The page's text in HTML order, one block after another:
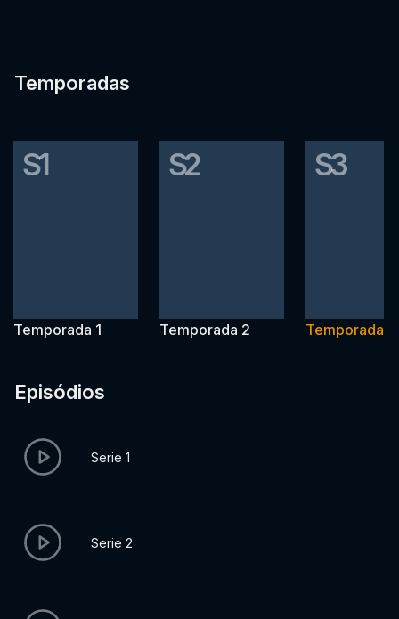
Temporadas
S1
Temporada 1
S2
Temporada 2
S3
Temporada 3
Episódios
Serie 1
Serie 2